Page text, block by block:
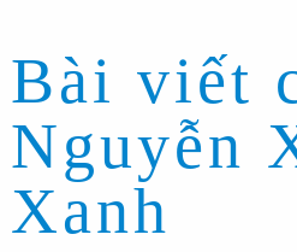
Bài viết
Nguyễn
Xanh